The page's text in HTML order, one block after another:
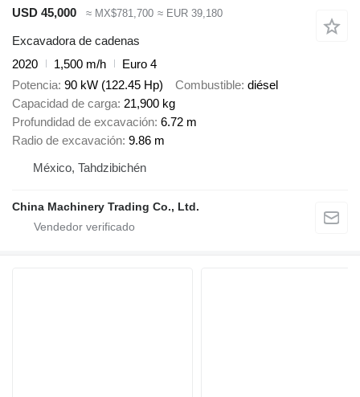
USD 45,000
≈ MX$781,700 ≈ EUR 39,180
Excavadora de cadenas
2020
1,500 m/h
Euro 4
Potencia 90 kW (122.45 Hp) Combustible diésel
Capacidad de carga 21,900 kg
Profundidad de excavación 6.72 m
Radio de excavación 9.86 m
México, Tahdzibichén
China Machinery Trading Co., Ltd.